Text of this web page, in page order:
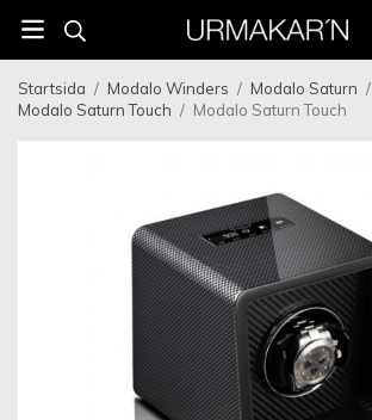
Startsida / Modalo Winders / Modalo Saturn /
Modalo Saturn Touch / Modalo Saturn Touch